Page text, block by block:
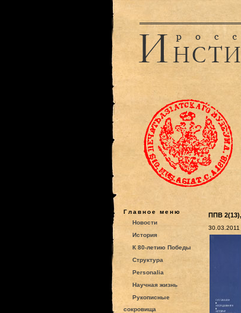
Главное меню
Новости
История
К 80-летию Победы
Структура
Personalia
Научная жизнь
Рукописные
сокровища
ППВ
30.03.2011